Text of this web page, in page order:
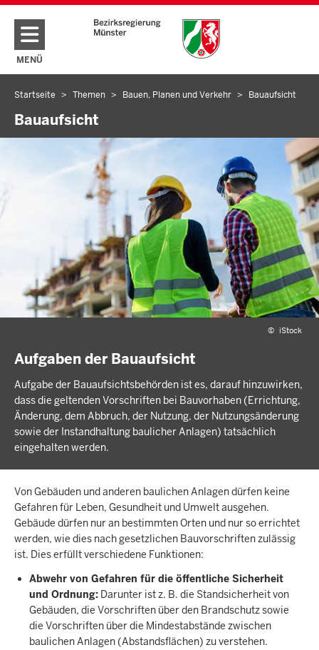
Direkt zum Inhalt
MENÜ
NAVIGATION AKTIVIEREN/DEAKTIVIEREN: HAUPTMENÜ
Sie
befinden
Startseite Themen Bauen, Planen und Verkehr Bauaufsicht
Bauaufsicht
© iStock
Aufgaben der Bauaufsicht
Aufgabe der Bauaufsichtsbehörden ist es, darauf hinzuwirken,
dass die geltenden Vorschriften bei Bauvorhaben (Errichtung,
Änderung, dem Abbruch, der Nutzung, der Nutzungsänderung
sowie der Instandhaltung baulicher Anlagen) tatsächlich
eingehalten werden.
Von Gebäuden und anderen baulichen Anlagen dürfen keine
Gefahren für Leben, Gesundheit und Umwelt ausgehen.
Gebäude dürfen nur an bestimmten Orten und nur so errichtet
werden, wie dies nach gesetzlichen Bauvorschriften zulässig
ist. Dies erfüllt verschiedene Funktionen:
Abwehr von Gefahren für die öffentliche Sicherheit
und Ordnung: Darunter ist z. B. die Standsicherheit von
Gebäuden, die Vorschriften über den Brandschutz sowie
die Vorschriften über die Mindestabstände zwischen
baulichen Anlagen (Abstandsflächen) zu verstehen.